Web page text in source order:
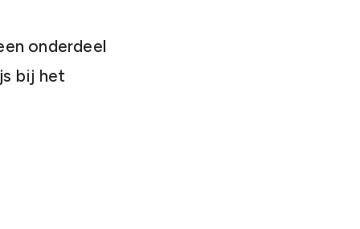
onderdeel
bij het